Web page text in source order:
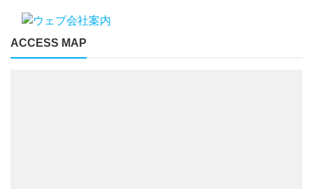
ACCESS MAP